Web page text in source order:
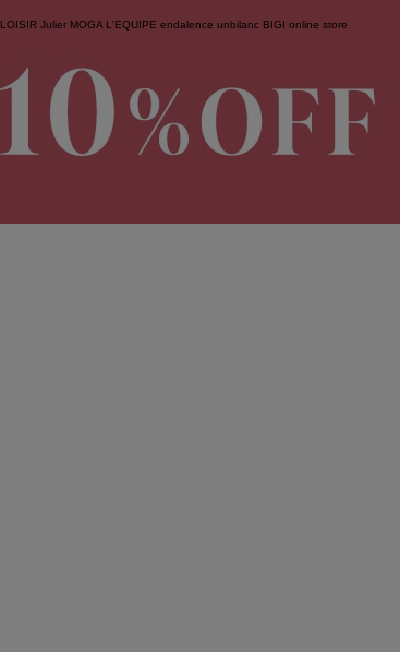
LOISIR Julier MOGA L'EQUIPE endalence unbilanc BIGI online store